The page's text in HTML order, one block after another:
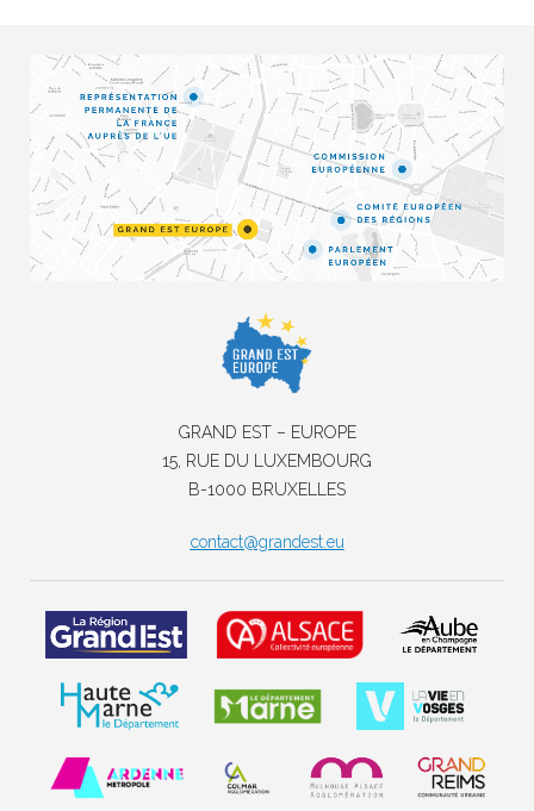
GRAND EST – EUROPE
15, RUE DU LUXEMBOURG
B-1000 BRUXELLES
contact@grandest.eu